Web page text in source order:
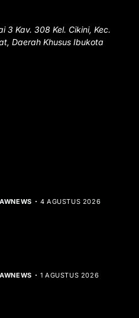
3 Kav. 308 Kel. Cikini, Kec.
Daerah Khusus Ibukota
4 AGUSTUS 2026
1 AGUSTUS 2026